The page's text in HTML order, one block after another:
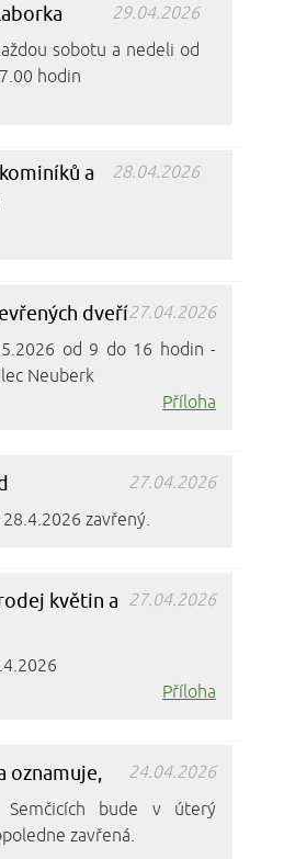
29.04.2026
sobotu a nedeli od
hodin
28.04.2026
a
27.04.2026
dveří
od 9 do 16 hodin -
Neuberk
Příloha
27.04.2026
zavřený.
27.04.2026
květin a
Příloha
24.04.2026
oznamuje,
bude v úterý
zavřená.